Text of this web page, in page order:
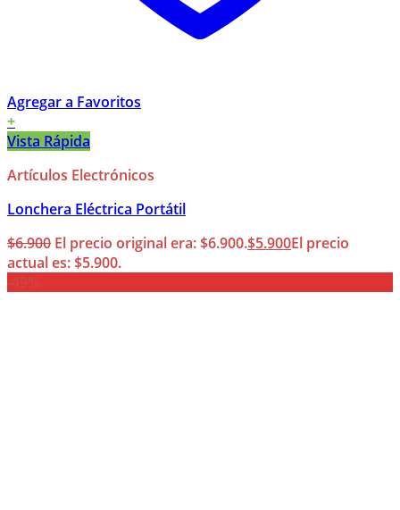
Agregar a Favoritos
+
Vista Rápida
Artículos Electrónicos
Lonchera Eléctrica Portátil
$6.900 El precio original era: $6.900.$5.900El precio
actual es: $5.900.